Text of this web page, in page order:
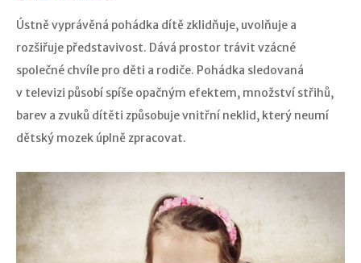
Ústně vyprávěná pohádka dítě zklidňuje, uvolňuje a
rozšiřuje představivost. Dává prostor trávit vzácné
společné chvíle pro děti a rodiče. Pohádka sledovaná
v televizi působí spíše opačným efektem, množství střihů,
barev a zvuků dítěti způsobuje vnitřní neklid, který neumí
dětský mozek úplně zpracovat.